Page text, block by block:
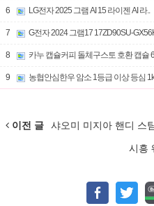
6 LG전자 2025 그램 AI 15 라이젠 AI 라..
7 G전자 2024 그램17 17ZD90SU-
8 카누 캡슐커피 돌체구스토 호환 캡슐
9 농협안심한우 암소 1등급 이상 등심
이전 글 샤오미 미지아 핸디 스
시흥